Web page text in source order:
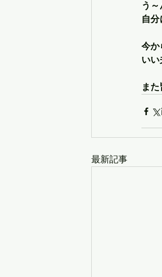
う
自
今か
いい
ま
最新記事